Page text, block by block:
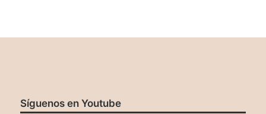
Síguenos en Youtube